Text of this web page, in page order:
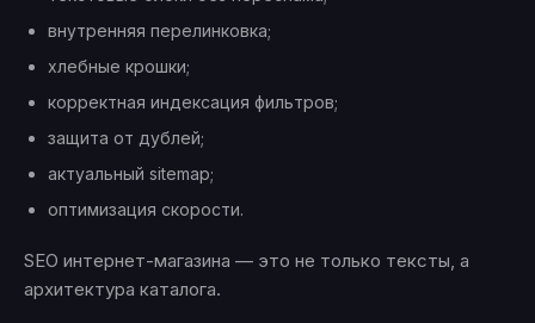
внутренняя перелинковка;
хлебные крошки;
корректная индексация фильтров;
защита от дублей;
актуальный sitemap;
оптимизация скорости.
SEO интернет-магазина — это не только тексты, а
архитектура каталога.